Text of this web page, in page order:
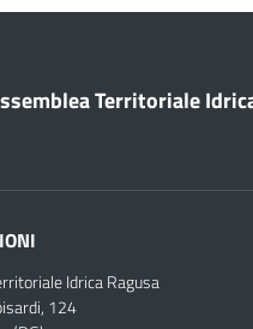
Territoriale
Idrica Ragusa
124